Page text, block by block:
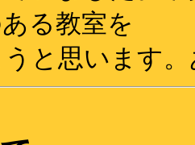
る教室を
と思います